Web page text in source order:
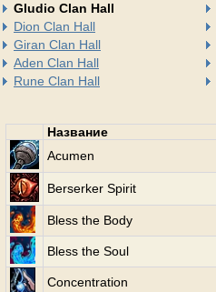
Gludio Clan Hall
Dion Clan Hall
Giran Clan Hall
Aden Clan Hall
Rune Clan Hall
Название
Acumen
Berserker Spirit
Bless the Body
Bless the Soul
Concentration